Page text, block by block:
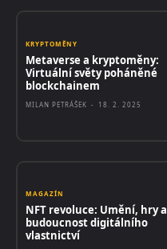
KRYPTOMĚNY
Metaverse a kryptoměny:
Virtuální světy poháněné
blockchainem
MILAN PETRÁŠEK - 18. 2. 2025
MAGAZÍN
NFT revoluce: Umění, hry a
budoucnost digitálního
vlastnictví